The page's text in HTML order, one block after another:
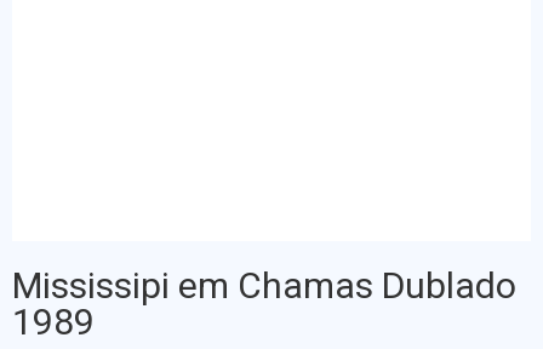
Mississipi em Chamas Dublado
1989